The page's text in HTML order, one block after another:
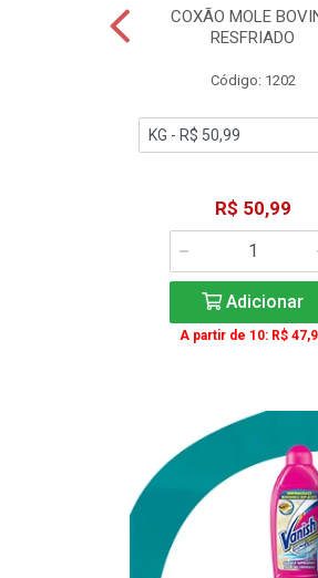
COXÃO MOLE
RESFRIADO
Código: 1202
R$ 50,99
Adicionar
A partir de 10: R$